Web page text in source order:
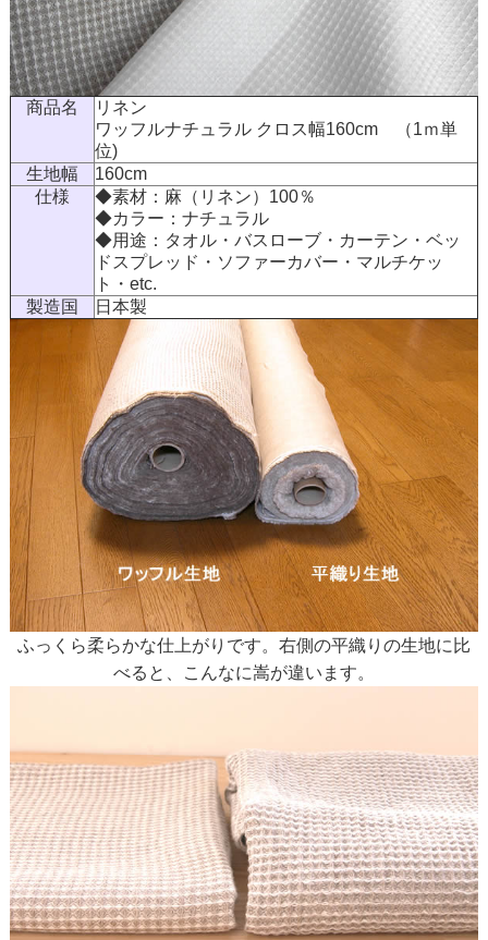
商品名
リネン
ワッフルナチュラル クロス幅160cm （1ｍ単
位)
生地幅
160cm
仕様
◆素材：麻（リネン）100％
◆カラー：ナチュラル
◆用途：タオル・バスローブ・カーテン・ベッ
ドスプレッド・ソファーカバー・マルチケッ
ト・etc.
製造国
日本製
ふっくら柔らかな仕上がりです。右側の平織りの生地に比
べると、こんなに嵩が違います。